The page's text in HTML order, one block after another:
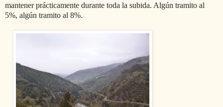
mantener prácticamente durante toda la subida. Algún tramito al
5%, algún tramito al 8%.